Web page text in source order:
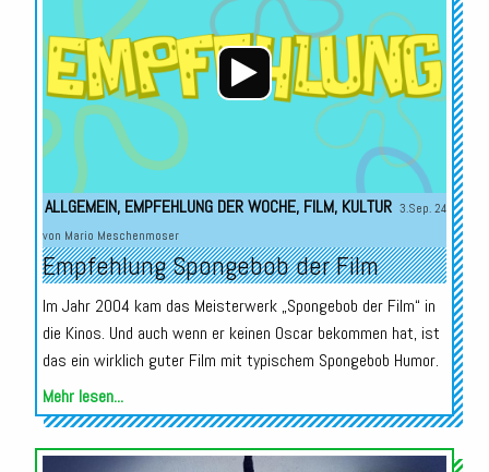
ALLGEMEIN, EMPFEHLUNG DER WOCHE, FILM, KULTUR 3.Sep. 24
von Mario Meschenmoser
Empfehlung Spongebob der Film
Im Jahr 2004 kam das Meisterwerk „Spongebob der Film“ in
die Kinos. Und auch wenn er keinen Oscar bekommen hat, ist
das ein wirklich guter Film mit typischem Spongebob Humor.
Mehr lesen...
Audio-